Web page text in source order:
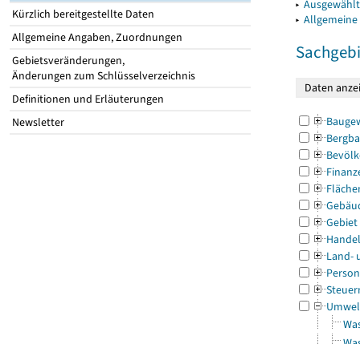
Kürzlich bereitgestellte Daten
Allgemeine Angaben, Zuordnungen
Gebietsveränderungen,
Änderungen zum Schlüsselverzeichnis
Definitionen und Erläuterungen
Newsletter
▸
▸
Gebiet
Land-